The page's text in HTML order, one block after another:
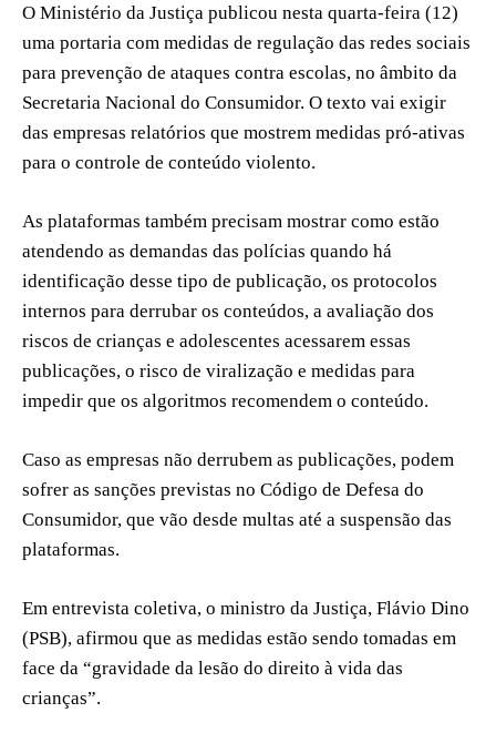
O Ministério da Justiça publicou nesta quarta-feira (12)
uma portaria com medidas de regulação das redes sociais
para prevenção de ataques contra escolas, no âmbito da
Secretaria Nacional do Consumidor. O texto vai exigir
das empresas relatórios que mostrem medidas pró-ativas
para o controle de conteúdo violento.
As plataformas também precisam mostrar como estão
atendendo as demandas das polícias quando há
identificação desse tipo de publicação, os protocolos
internos para derrubar os conteúdos, a avaliação dos
riscos de crianças e adolescentes acessarem essas
publicações, o risco de viralização e medidas para
impedir que os algoritmos recomendem o conteúdo.
Caso as empresas não derrubem as publicações, podem
sofrer as sanções previstas no Código de Defesa do
Consumidor, que vão desde multas até a suspensão das
plataformas.
Em entrevista coletiva, o ministro da Justiça, Flávio Dino
(PSB), afirmou que as medidas estão sendo tomadas em
face da “gravidade da lesão do direito à vida das
crianças”.